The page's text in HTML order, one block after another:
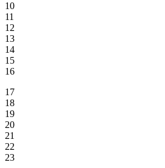
10
11
12
13
14
15
16
17
18
19
20
21
22
23